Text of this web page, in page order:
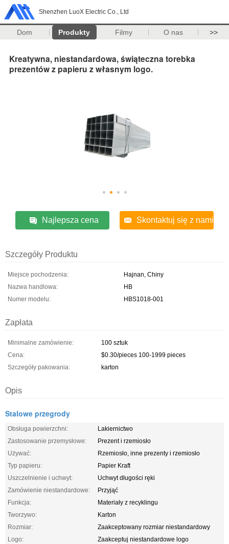
Shenzhen LuoX Electric Co., Ltd
Dom Produkty Filmy O nas >>
Kreatywna, niestandardowa, świąteczna torebka
prezentów z papieru z własnym logo.
Najlepsza cena Skontaktuj się z nami
Szczegóły Produktu
Miejsce pochodzenia:
Hajnan, Chiny
Nazwa handlowa:
HB
Numer modelu:
HBS1018-001
Zapłata
Minimalne zamówienie:
100 sztuk
Cena:
$0.30/pieces 100-1999 pieces
Szczegóły pakowania:
karton
Opis
Stalowe przegrody
Obsługa powierzchni:
Lakiernictwo
Zastosowanie przemysłowe:
Prezent i rzemiosło
Używać:
Rzemiosło, inne prezenty i rzemiosło
Typ papieru:
Papier Kraft
Uszczelnienie i uchwyt:
Uchwyt długości ręki
Zamówienie niestandardowe:
Przyjąć
Funkcja:
Materiały z recyklingu
Tworzywo:
Karton
Rozmiar:
Zaakceptowany rozmiar niestandardowy
Logo:
Zaakceptuj niestandardowe logo